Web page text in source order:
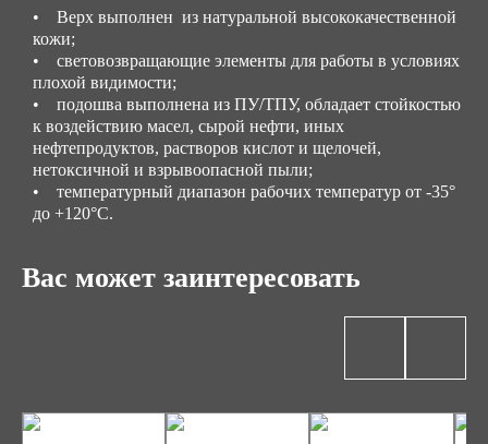
• Верх выполнен из натуральной высококачественной
кожи;
• световозвращающие элементы для работы в условиях
плохой видимости;
• подошва выполнена из ПУ/ТПУ, обладает стойкостью
к воздействию масел, сырой нефти, иных
нефтепродуктов, растворов кислот и щелочей,
нетоксичной и взрывоопасной пыли;
• температурный диапазон рабочих температур от -35°
до +120°С.
Вас может заинтересовать